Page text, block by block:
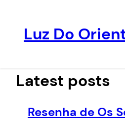
conteúdo
Luz Do
Latest posts
Resenha de Os